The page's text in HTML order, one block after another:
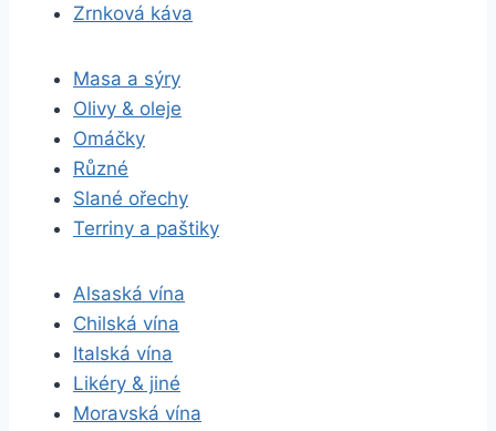
Zrnková káva
Masa a sýry
Olivy & oleje
Omáčky
Různé
Slané ořechy
Terriny a paštiky
Alsaská vína
Chilská vína
Italská vína
Likéry & jiné
Moravská vína